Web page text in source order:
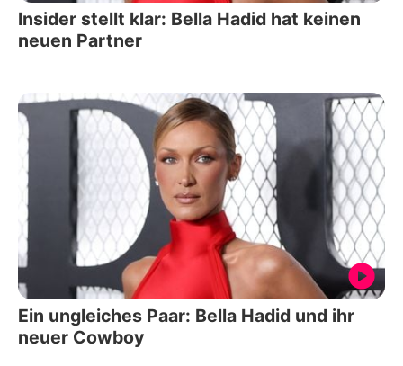
Insider stellt klar: Bella Hadid hat keinen
neuen Partner
Ein ungleiches Paar: Bella Hadid und ihr
neuer Cowboy